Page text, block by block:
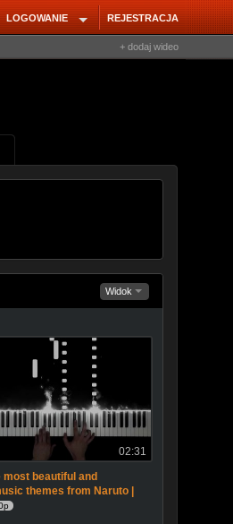
LOGOWANIE REJESTRACJA
+ dodaj wideo
Widok
02:31
most beautiful and
themes from Naruto |